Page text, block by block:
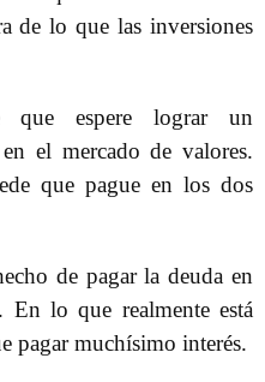
de lo que las inversiones
que espere lograr un
el mercado de valores.
que pague en los dos
de pagar la deuda en
lo que realmente está
pagar muchísimo interés.